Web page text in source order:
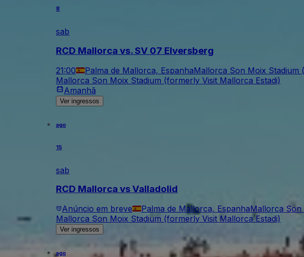
8
sab
RCD Mallorca vs. SV 07 Elversberg
21:00 Palma de Mallorca, EspanhaMallorca Son Moix Stadium
Mallorca Son Moix Stadium (formerly Visit Mallorca Estadi)
Amanhã
Ver ingressos
ago
15
sab
RCD Mallorca vs Valladolid
Anúncio em breve Palma de Mallorca, EspanhaMallorca Son
Mallorca Son Moix Stadium (formerly Visit Mallorca Estadi)
Ver ingressos
ago